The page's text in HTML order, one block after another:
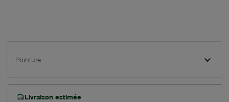
Pointure
Livraison estimée